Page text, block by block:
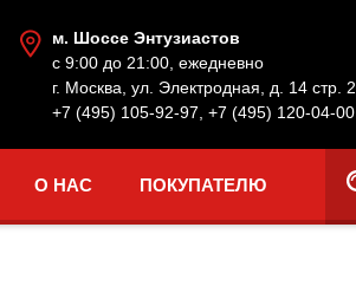
м. Шоссе Энтузиастов
с 9:00 до 21:00, ежедневно
г. Москва, ул. Электродная, д. 14 стр. 2
+7 (495) 105-92-97 +7 (495) 120-04-00
О НАС ПОКУПАТЕЛЮ